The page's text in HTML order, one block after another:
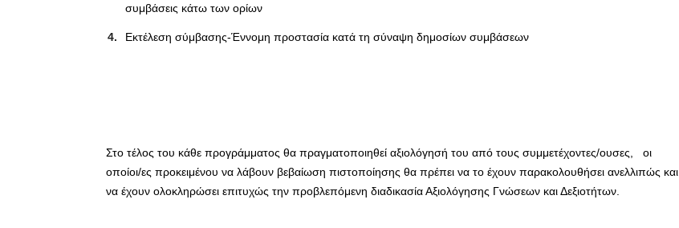
συμβάσεις κάτω των ορίων
Εκτέλεση σύμβασης-Έννομη προστασία κατά τη σύναψη δημοσίων συμβάσεων
Στο τέλος του κάθε προγράμματος θα πραγματοποιηθεί αξιολόγησή του από τους συμμετέχοντες/ουσες, οι
οποίοι/ες προκειμένου να λάβουν βεβαίωση πιστοποίησης θα πρέπει να το έχουν παρακολουθήσει ανελλιπώς και
να έχουν ολοκληρώσει επιτυχώς την προβλεπόμενη διαδικασία Αξιολόγησης Γνώσεων και Δεξιοτήτων.